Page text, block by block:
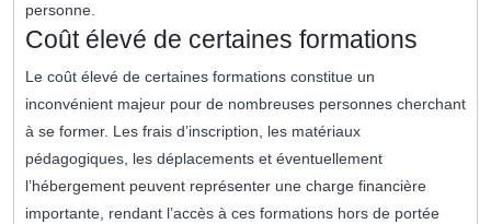
personne.
Coût élevé de certaines formations
Le coût élevé de certaines formations constitue un
inconvénient majeur pour de nombreuses personnes cherchant
à se former. Les frais d’inscription, les matériaux
pédagogiques, les déplacements et éventuellement
l’hébergement peuvent représenter une charge financière
importante, rendant l’accès à ces formations hors de portée